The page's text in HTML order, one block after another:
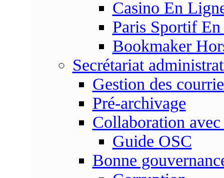
Casino En
Paris Sportif
Bookmaker
Secrétariat
Gestion des
Pré-archivage
Collaboration
Guide OSC
Bonne